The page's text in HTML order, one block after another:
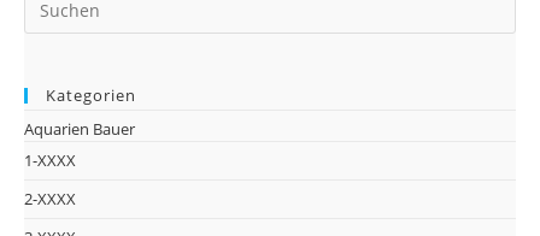
Kategorien
Aquarien Bauer
1-XXXX
2-XXXX